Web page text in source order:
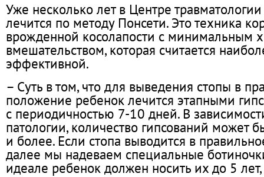
Уже несколько лет в Центре травматологии
лечится по методу Понсети. Это техника
врожденной косолапости с минимальным
вмешательством, которая считается
эффективной.
– Суть в том, что для выведения стопы в
положение ребенок лечится этапными
с периодичностью 7-10 дней. В
патологии, количество гипсований может
и более. Если стопа выводится в
далее мы надеваем специальные
идеале ребенок должен носить их до 5